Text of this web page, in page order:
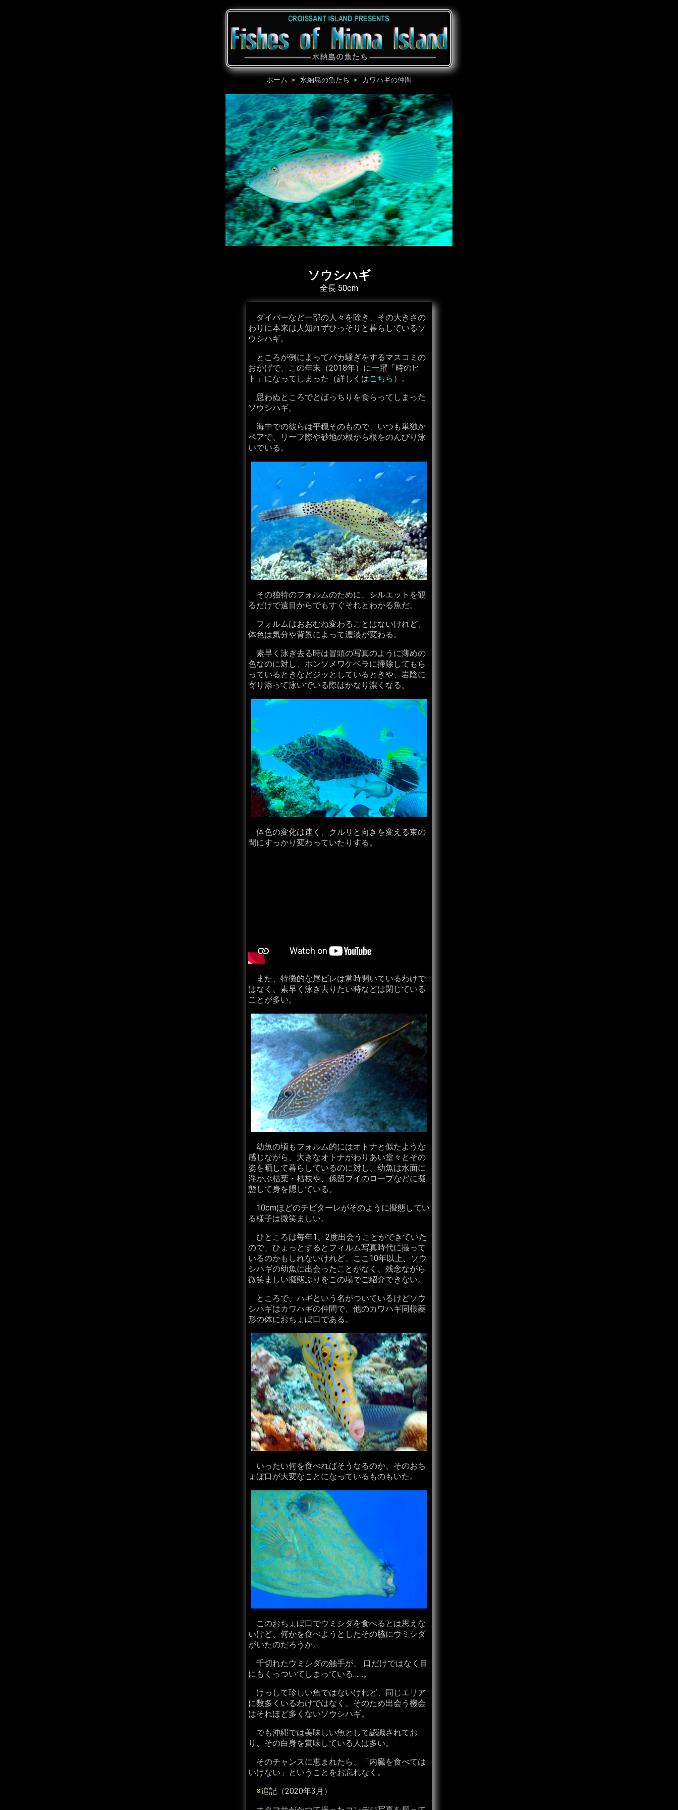
ホーム 水納島の魚たち カワハギの仲間
ソウシハギ
全長 50cm
ダイバーなど一部の人々を除き、その大きさの
わりに本来は人知れずひっそりと暮らしているソ
ウシハギ。
ところが例によってバカ騒ぎをするマスコミの
おかげで、この年末（2018年）に一躍「時のヒ
ト」になってしまった（詳しくはこちら ）。
思わぬところでとばっちりを食らってしまった
ソウシハギ。
海中での彼らは平穏そのもので、いつも単独か
ペアで、リーフ際や砂地の根から根をのんびり泳
いでいる。
その独特のフォルムのために、シルエットを観
るだけで遠目からでもすぐそれとわかる魚だ。
フォルムはおおむね変わることはないけれど、
体色は気分や背景によって濃淡が変わる。
素早く泳ぎ去る時は冒頭の写真のように薄めの
色なのに対し、ホンソメワケベラに掃除してもら
っているときなどジッとしているときや、岩陰に
寄り添って泳いでいる際はかなり濃くなる。
体色の変化は速く、クルリと向きを変える束の
間にすっかり変わっていたりする。
また、特徴的な尾ビレは常時開いているわけで
はなく、素早く泳ぎ去りたい時などは閉じている
ことが多い。
幼魚の頃もフォルム的にはオトナと似たような
感じながら、大きなオトナがわりあい堂々とその
姿を晒して暮らしているのに対し、幼魚は水面に
浮かぶ枯葉・枯枝や、係留ブイのロープなどに擬
態して身を隠している。
10cmほどのチビターレがそのように擬態してい
る様子は微笑ましい。
ひところは毎年1、2度出会うことができていた
ので、ひょっとするとフィルム写真時代に撮って
いるのかもしれないけれど、ここ10年以上、ソウ
シハギの幼魚に出会ったことがなく、残念ながら
微笑ましい擬態ぶりをこの場でご紹介できない。
ところで、ハギという名がついているけどソウ
シハギはカワハギの仲間で、他のカワハギ同様菱
形の体におちょぼ口である。
いったい何を食べればそうなるのか、そのおち
ょぼ口が大変なことになっているものもいた。
このおちょぼ口でウミシダを食べるとは思えな
いけど、何かを食べようとしたその脇にウミシダ
がいたのだろうか。
千切れたウミシダの触手が、 口だけではなく目
にもくっついてしまっている……。
けっして珍しい魚ではないけれど、同じエリア
に数多くいるわけではなく、そのため出会う機会
はそれほど多くないソウシハギ。
でも沖縄では美味しい魚として認識されてお
り、その白身を賞味している人は多い。
そのチャンスに恵まれたら、「内臓を食べては
いけない」ということをお忘れなく。
※追記（2020年3月）